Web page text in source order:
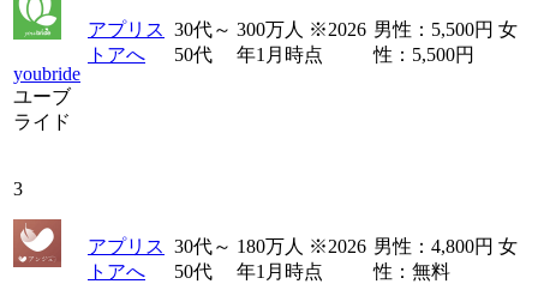
youbride
ユーブ
ライド
アプリス
トアへ
30代～
50代
300万人 ※2026
年1月時点
男性：5,500円 女
性：5,500円
3
アプリス
トアへ
30代～
50代
180万人 ※2026
年1月時点
男性：4,800円 女
性：無料